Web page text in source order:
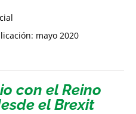
mayo 2020
con el Reino
el Brexit